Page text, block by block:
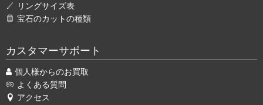
リングサイズ表
宝石のカットの種類
カスタマーサポート
個人様からのお買取
よくある質問
アクセス